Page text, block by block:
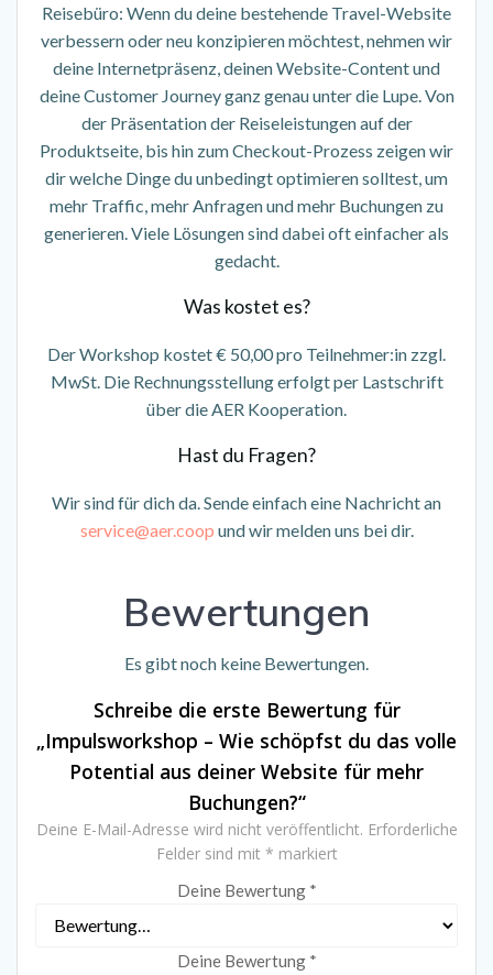
Reisebüro: Wenn du deine bestehende Travel-Website
verbessern oder neu konzipieren möchtest, nehmen wir
deine Internetpräsenz, deinen Website-Content und
deine Customer Journey ganz genau unter die Lupe. Von
der Präsentation der Reiseleistungen auf der
Produktseite, bis hin zum Checkout-Prozess zeigen wir
dir welche Dinge du unbedingt optimieren solltest, um
mehr Traffic, mehr Anfragen und mehr Buchungen zu
generieren. Viele Lösungen sind dabei oft einfacher als
gedacht.
Was kostet es?
Der Workshop kostet € 50,00 pro Teilnehmer:in zzgl.
MwSt. Die Rechnungsstellung erfolgt per Lastschrift
über die AER Kooperation.
Hast du Fragen?
Wir sind für dich da. Sende einfach eine Nachricht an
service@aer.coop und wir melden uns bei dir.
Bewertungen
Es gibt noch keine Bewertungen.
Schreibe die erste Bewertung für
„Impulsworkshop – Wie schöpfst du das volle
Potential aus deiner Website für mehr
Buchungen?“
Deine E-Mail-Adresse wird nicht veröffentlicht. Erforderliche
Felder sind mit * markiert
Deine Bewertung *
Deine Bewertung *